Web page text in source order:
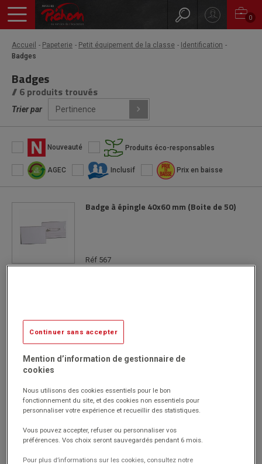
0
Accueil Papeterie Petit équipement de la classe
Identification
Badges
Badges
// 6 produits trouvés
Trier par
Nouveauté Produits éco-responsables
AGEC Inclusif Prix en baisse
Badge à épingle 40x60 mm (Boite de 50)
Réf 567
Badge 54x90 mm (Boite de 50)
Réf 568
13.17€HT
Passer commande
Continuer sans accepter
Mention d’information de gestionnaire de
cookies
Nous utilisons des cookies essentiels pour le bon
fonctionnement du site, et des cookies non essentiels pour
personnaliser votre expérience et recueillir des statistiques.
Vous pouvez accepter, refuser ou personnaliser vos
préférences. Vos choix seront sauvegardés pendant 6 mois.
Pour plus d’informations sur les cookies, consultez notre